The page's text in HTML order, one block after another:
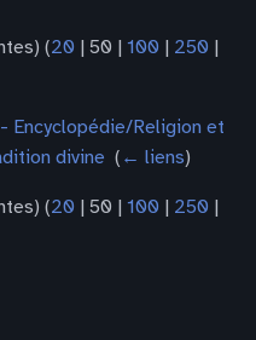
) (20 | 50 | 100 | 250 |
Encyclopédie/Religion et
divine ( ← liens)
) (20 | 50 | 100 | 250 |